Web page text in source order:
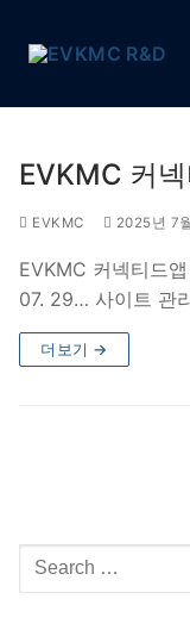
로
EVKMC 커
EVKMC 2025년 7
EVKMC 커넥티드
07. 29… 사이트 관
더보기 →
검
색